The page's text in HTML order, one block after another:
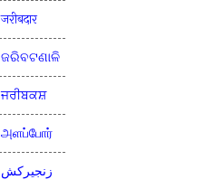
जरीबदार
ଜରିବଟଣାଳି
ਜਰੀਬਕਸ਼
அளப்போர்
زنجیرکش